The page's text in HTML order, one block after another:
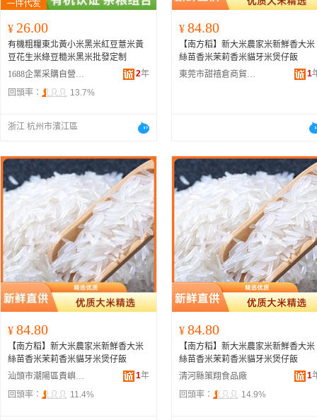
¥ 26.00
有機粗糧東北黃小米黑米紅豆薏米黃
豆花生米綠豆糙米黑米批發定制
1688企業采購自營商城
2年
回頭率：
13.7%
浙江 杭州市濱江區
¥ 84.80
【南方稻】新大米農家米新鮮香大米
絲苗香米茉莉香米貓牙米煲仔飯
東莞市甜禧倉商貿有限公司
1
¥ 84.80
【南方稻】新大米農家米新鮮香大米
絲苗香米茉莉香米貓牙米煲仔飯
汕頭市潮陽區貴嶼吉味多食品廠
1年
回頭率：
11.4%
¥ 84.80
【南方稻】新大米農家米新鮮香大米
絲苗香米茉莉香米貓牙米煲仔飯
清河縣策翔食品廠
1
回頭率：
14.9%